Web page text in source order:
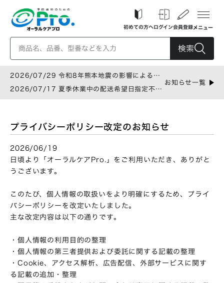
初めての方へログイン会員登録 メニュー
検索
2026/07/29 令和8年熊本地震の影響による配
送遅延について
2026/07/17 夏季休業中の配送希望日指定不可
お知らせ一覧
プライバシーポリシー改定のお知らせ
2026/06/19
日頃より「オーラルケアPro.」をご利用いただき、ありがと
うございます。
このたび、個人情報の取扱いをより明確にするため、プライ
バシーポリシーを改定いたしました。
主な改定内容は以下の通りです。
・個人情報の利用目的の整理
・個人情報の第三者提供および委託に関する記載の整理
・Cookie、アクセス解析、広告配信、外部サービスに関す
る記載の追加・整理